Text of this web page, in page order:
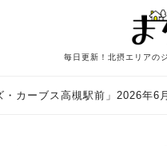
毎日更新！北摂エリアの
・カーブス高槻駅前」2026年6